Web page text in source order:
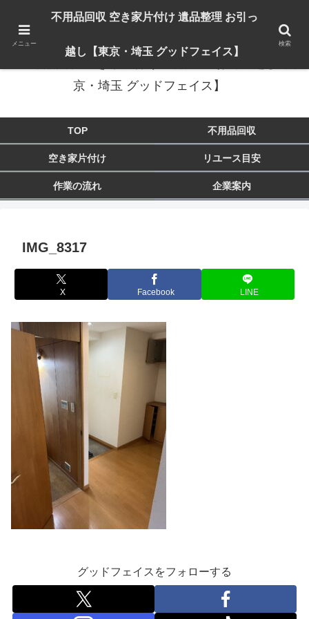
出張対応エリア：埼玉県 入間市 狭山市 飯能市 所沢市 川越市 日高市 鶴ヶ島市
京・埼玉 グッドフェイス】
TOP 不用品回収
空き家片付け リユース目安
作業の流れ 企業案内
IMG_8317
X Facebook LINE
グッドフェイスをフォローする
メニュー
不用品回収 空き家片付け 遺品整理 お引っ
越し【東京・埼玉 グッドフェイス】
検索